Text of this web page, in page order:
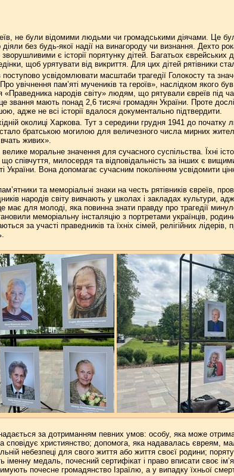
не були відомими людьми чи громадськими діячами. Це
без будь-якої надії на винагороду чи визнання. Дехто
є історії порятунку дітей. Багатьох єврейських
щоб урятувати від викриття. Для цих дітей рятівники
поступово усвідомлювати масштаби трагедії Голокосту та
увічнення пам’яті мучеників та героїв», наслідком якого
«Праведника народів світу» людям, що рятували євреїв під
звання мають понад 2,6 тисячі громадян України. Проте
адже не всі історії вдалося документально підтвердити.
околиці Харкова. Тут з середини грудня 1941 до початку
братською могилою для величезного числа мирних
живих».
велике моральне значення для сучасного суспільства. Їхні
милосердя та відповідальність за інших є
України. Вона допомагає сучасним поколінням усвідомити
та меморіальні знаки на честь рятівників євреїв,
народів світу вивчають у школах і закладах культури,
має для молоді, яка повинна знати правду про трагедії
меморіальну інсталяцію з портретами українців,
за участі праведників та їхніх сімей, релігійних
за дотриманням певних умов: особу, яка може
сповідує християнство; допомога, яка надавалась євреям,
небезпеці для свого життя або життя своєї родини;
іменну медаль, почесний сертифікат і право вписати своє
почесне громадянство Ізраїлю, а у випадку їхньої